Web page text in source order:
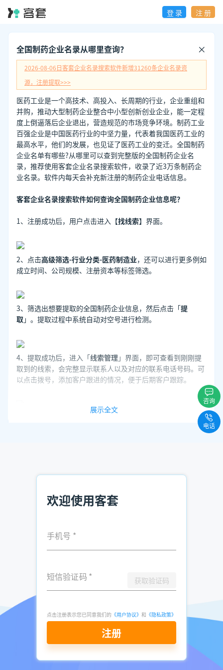
登 录 注 册
全国制药企业名录从哪里查询？
2026-08-06日客套企业名录搜索软件新增31260条企业名录资
源，注册提取>>>
医药工业是一个高技术、高投入、长周期的行业，企业重组和
并购，推动大型制药企业整合中小型创新创业企业，能一定程
度上倒逼落后企业退出，营造规范的市场竞争环境。制药工业
百强企业是中国医药行业的中坚力量，代表着我国医药工业的
最高水平，他们的发展，也见证了医药工业的变迁。全国制药
企业名单有哪些?从哪里可以查到完整版的全国制药企业名
录，推荐使用客套企业名录搜索软件，收录了近3万条制药企
业名录。软件内每天会补充新注册的制药企业电话信息。
客套企业名录搜索软件如何查询全国制药企业信息呢？
1、注册成功后，用户点击进入【找线索】界面。
2、点击高级筛选-行业分类-医药制造业，还可以进行更多例如
成立时间、公司规模、注册资本等标签筛选。
3、筛选出想要提取的全国制药企业信息，然后点击「提
取 」。提取过程中系统自动对空号进行检测。
4、提取成功后，进入「线索管理 」界面，即可查看到刚刚提
取到的线索，会完整显示联系人以及对应的联系电话号码。可
以点击拨号，添加客户跟进的情况，便于后期客户跟踪。
时，及时跟踪客户，记录客户问题，管理人员通过销售人员记
要获取全国制药企业名录，可点击下方注册。
什么叫crm客户管理 销售软件crm哪款比较好
怎么查询中国上市企业名录 上市企业名录在哪
哪里可以找到有联系方式的广东制造业企业名
展示全文
欢迎使用客套
手机号 *
短信验证码 * 获取验证码
点击注册表示您已同意我们的 《用户协议》 和 《隐私政策》
注册
咨询
电话